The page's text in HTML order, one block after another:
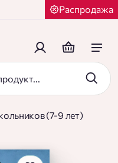
Распродажа
(7-9 лет)